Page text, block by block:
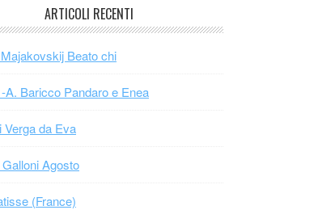
ARTICOLI RECENTI
Beato chi
A. Baricco Pandaro e Enea
Verga da Eva
Agosto
(France)